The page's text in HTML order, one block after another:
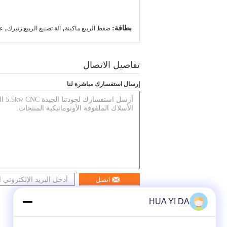
بطاقة: ضغط الربيع ماكينة, آلة تصنيع الربيع,زنبرك,
تفاصيل الاتصال
إرسال استفسارك مباشرة لنا
اتصل
HUA YI DA